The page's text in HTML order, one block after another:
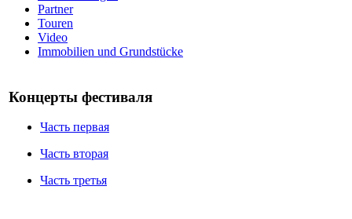
Partner
Touren
Video
Immobilien und Grundstücke
Концерты фестиваля
Часть первая
Часть вторая
Часть третья